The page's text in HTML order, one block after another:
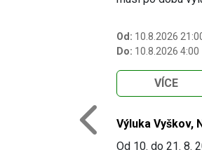
Od: 10.8.2026
Do: 10.8.2026 4:00
VÍCE
Výluka Vyškov,
Od 10. do 21. 8.
Previous